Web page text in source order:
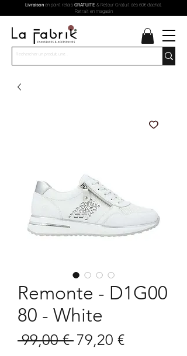
Livraisonen point relais GRATUITE& Retour Gratuit dès 60€ d'achat.
Retrait en magasin
Remonte - D1G00
80 - White
99,00 € Prix
79,20 €Prix